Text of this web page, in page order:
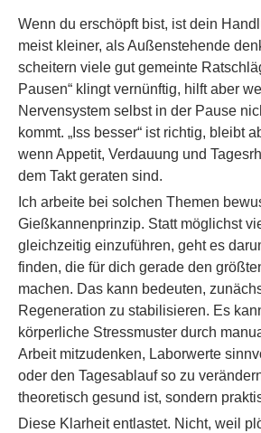
Wenn du erschöpft bist, ist dein
meist kleiner, als Außenstehende
scheitern viele gut gemeinte
Pausen“ klingt vernünftig, hilft aber
Nervensystem selbst in der Pause
kommt. „Iss besser“ ist richtig, bleibt
wenn Appetit, Verdauung und
dem Takt geraten sind.
Ich arbeite bei solchen Themen
Gießkannenprinzip. Statt möglichst
gleichzeitig einzuführen, geht es
finden, die für dich gerade den
machen. Das kann bedeuten,
Regeneration zu stabilisieren. Es
körperliche Stressmuster durch
Arbeit mitzudenken, Laborwerte
oder den Tagesablauf so zu
theoretisch gesund ist, sondern
Diese Klarheit entlastet. Nicht, weil